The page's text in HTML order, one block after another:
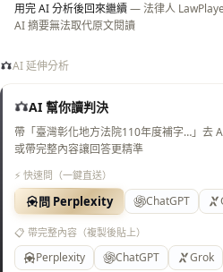
用完 AI 分析後回來繼續— 法律人
AI 摘要無法取代原文閱讀
AI 延伸分析
AI 幫你讀判決
帶「臺灣彰化地方法院110年度補字…」去
或帶完整內容讓回答更精準
⚡ 快速問（一鍵直送）
問 Perplexity ChatGPT
📋 帶完整內容（複製後貼上）
Perplexity ChatGPT Grok